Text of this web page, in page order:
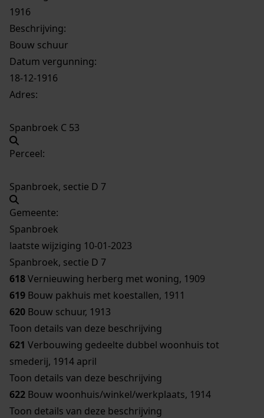
1916
Beschrijving:
Bouw schuur
Datum vergunning:
18-12-1916
Adres:
Spanbroek C 53
Perceel:
Spanbroek, sectie D 7
Gemeente:
Spanbroek
laatste wijziging 10-01-2023
Spanbroek, sectie D 7
618Vernieuwing herberg met woning, 1909
619 Bouw pakhuis met koestallen, 1911
620 Bouw schuur, 1913
Toon details van deze beschrijving
621 Verbouwing gedeelte dubbel woonhuis tot
smederij, 1914 april
Toon details van deze beschrijving
622 Bouw woonhuis/winkel/werkplaats, 1914
Toon details van deze beschrijving